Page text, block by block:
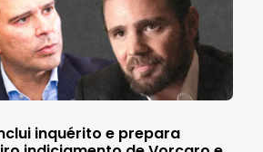
inquérito e prepara